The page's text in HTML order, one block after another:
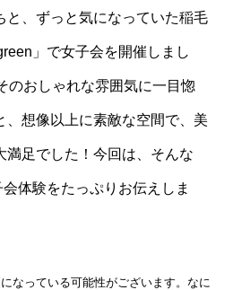
と、ずっと気になっていた稲毛
」で女子会を開催しまし
のおしゃれな雰囲気に一目惚
、想像以上に素敵な空間で、美
満足でした！今回は、そんな
会体験をたっぷりお伝えしま
なっている可能性がございます。なに